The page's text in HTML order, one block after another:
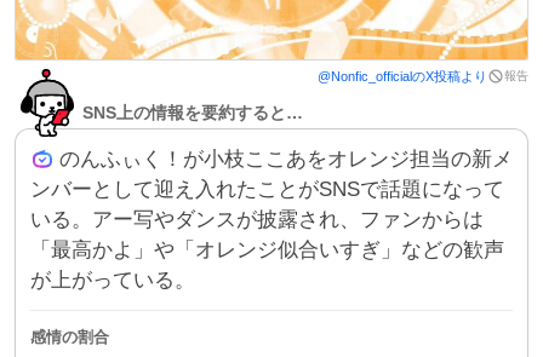
@Nonfic_officialのX投稿より 報告
SNS上の情報を要約すると…
のんふぃく！が小枝ここあをオレンジ担当の新メ
ンバーとして迎え入れたことがSNSで話題になって
いる。アー写やダンスが披露され、ファンからは
「最高かよ」や「オレンジ似合いすぎ」などの歓声
が上がっている。
感情の割合